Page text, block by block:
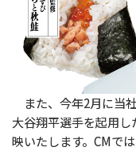
また、今年2月に当
大谷翔平選手を起用
映いたします。CMで